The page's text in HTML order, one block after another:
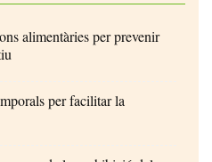
alimentàries per prevenir
per facilitar la